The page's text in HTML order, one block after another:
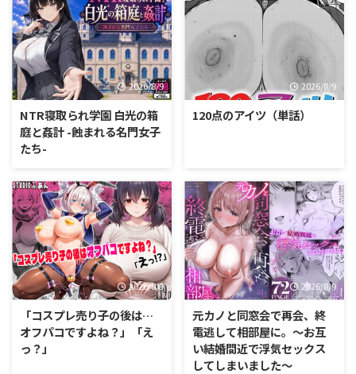
2026/8/9
NTR寝取られ学園 白光の箱
庭と姦計 -蝕まれる名門女子
たち-
2026/8/9
120点のアイツ（単話）
2026/8/9
「コスプレ売り子の後は…
オフパコですよね？」「え
っ？」
2026/8/9
元カノと同窓会で再会、終
電逃して相部屋に。〜お互
い結婚間近で浮気セックス
してしまいました〜